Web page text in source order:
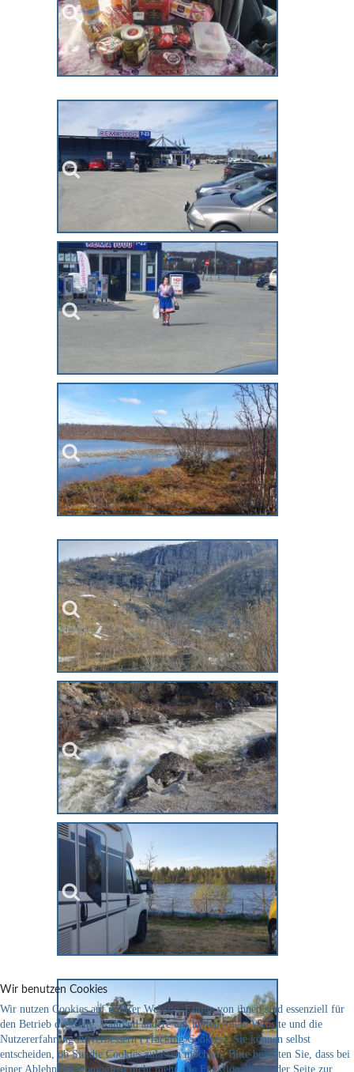
Wir benutzen Cookies
Wir nutzen Cookies auf unserer Website. Einige von ihnen sind essenziell für
den Betrieb der Seite, während andere uns helfen, diese Website und die
Nutzererfahrung zu verbessern (Tracking Cookies). Sie können selbst
entscheiden, ob Sie die Cookies zulassen möchten. Bitte beachten Sie, dass bei
einer Ablehnung womöglich nicht mehr alle Funktionalitäten der Seite zur